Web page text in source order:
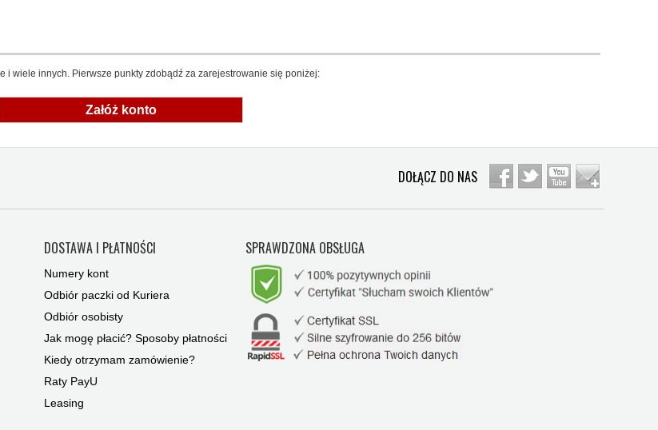
i wiele innych. Pierwsze punkty zdobądź za zarejestrowanie się poniżej:
Załóż konto
DOŁĄCZ DO NAS
DOSTAWA I PŁATNOŚCI
Numery kont
Odbiór paczki od Kuriera
Odbiór osobisty
Jak mogę płacić? Sposoby płatności
Kiedy otrzymam zamówienie?
Raty PayU
Leasing
SPRAWDZONA OBSŁUGA